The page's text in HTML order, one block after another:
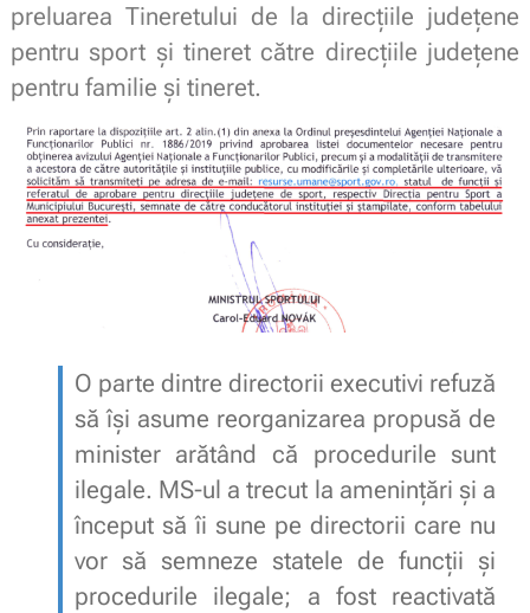
preluarea Tineretului de la direcțiile județene
pentru sport și tineret către direcțiile județene
pentru familie și tineret.
O parte dintre directorii executivi refuză
să își asume reorganizarea propusă de
minister arătând că procedurile sunt
ilegale. MS-ul a trecut la amenințări și a
început să îi sune pe directorii care nu
vor să semneze statele de funcții și
procedurile ilegale; a fost reactivată